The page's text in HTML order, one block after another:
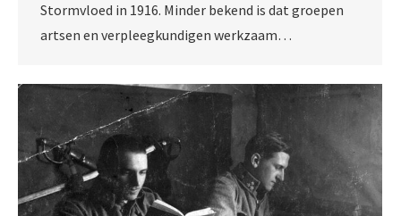
Stormvloed in 1916. Minder bekend is dat groepen
artsen en verpleegkundigen werkzaam…